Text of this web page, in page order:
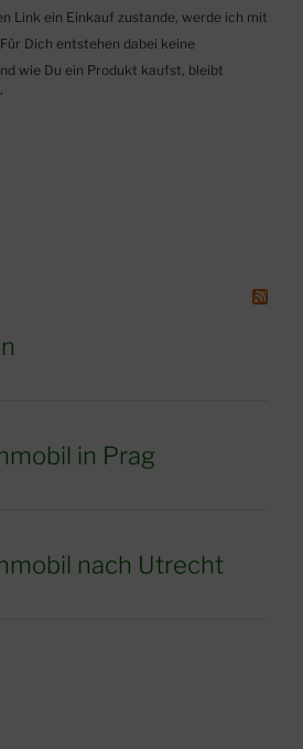
Link ein Einkauf zustande, werde ich mit
Dich entstehen dabei keine
wie Du ein Produkt kaufst, bleibt
in Prag
nach Utrecht